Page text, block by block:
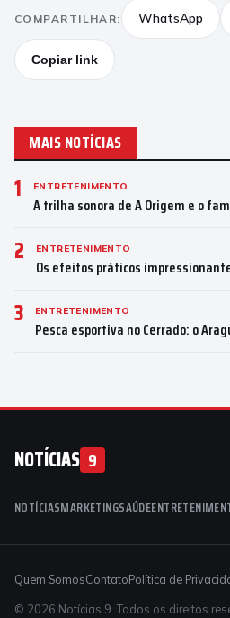
COMPARTILHAR: WhatsApp
Copiar link
MAIS NOTÍCIAS
1 ENTRETENIMENTO
A trilha sonora de A Origem e o
2 ENTRETENIMENTO
Os efeitos práticos
3 ENTRETENIMENTO
Pesca esportiva no Cerrado: o
NOTÍCIAS 9
NOTÍCIASMARKETINGSAÚDE
Quem SomosContatoPolítica de
© 2026 Notícias 9. Todos os direitos